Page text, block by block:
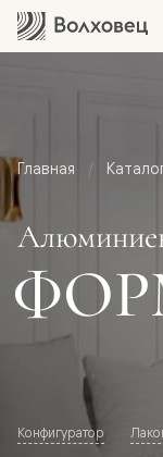
Главная
Конфигуратор